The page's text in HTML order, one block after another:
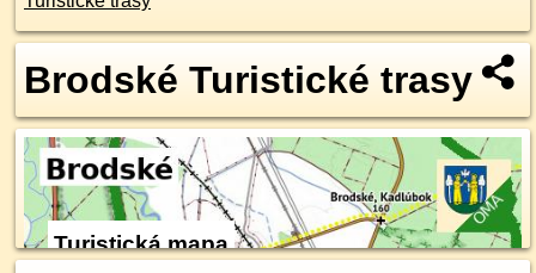
Brodské Turistické trasy
Turistická mapa